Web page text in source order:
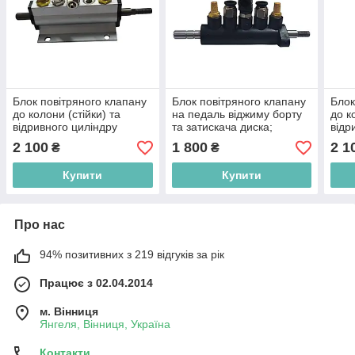
Блок повітряного клапану
до колони (стійки) та
відривного циліндру
шиномонтажного стенду
INVENTO TCS-524-48mm
2 100 ₴
Купити
Блок повітряного клапану
на педаль віджиму борту
та затискача диска;
діаметр штоку - 10мм.
(торцеве кріплення) CT-
002-C (CT-D-0004)
1 800₴
Купити
до
2
Про нас
94% позитивних з 219 відгуків за рік
Працює з 02.04.2014
м. Вінниця
Янгеля, Вінниця, Україна